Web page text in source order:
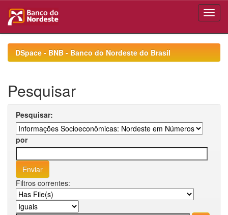
navigationDSpace - BNB - Banco do Nordeste do Brasil
Pesquisar
Pesquisar:
por
Filtros correntes: